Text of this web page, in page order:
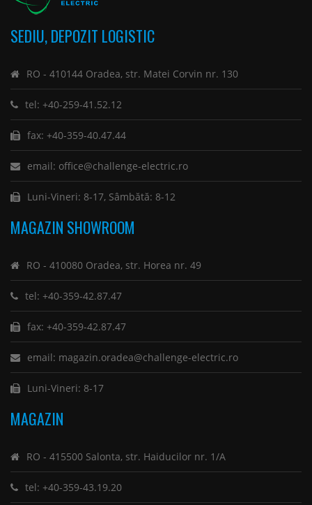
SEDIU, DEPOZIT LOGISTIC
RO - 410144 Oradea, str. Matei Corvin nr. 130
tel: +40-259-41.52.12
fax: +40-359-40.47.44
email: office@challenge-electric.ro
Luni-Vineri: 8-17, Sâmbătă: 8-12
MAGAZIN SHOWROOM
RO - 410080 Oradea, str. Horea nr. 49
tel: +40-359-42.87.47
fax: +40-359-42.87.47
email: magazin.oradea@challenge-electric.ro
Luni-Vineri: 8-17
MAGAZIN
RO - 415500 Salonta, str. Haiducilor nr. 1/A
tel: +40-359-43.19.20